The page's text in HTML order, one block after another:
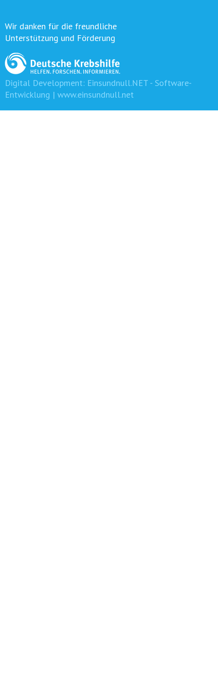
Wir danken für die freundliche
Unterstützung und Förderung
Digital Development: Einsundnull.NET - Software-
Entwicklung | www.einsundnull.net